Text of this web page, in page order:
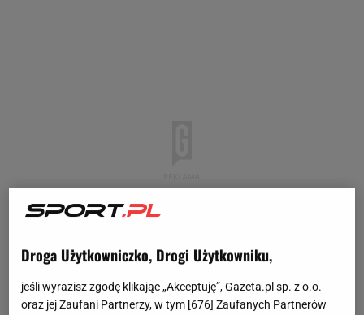
Droga Użytkowniczko, Drogi Użytkowniku,
jeśli wyrazisz zgodę klikając „Akceptuję”, Gazeta.pl sp. z o.o.
oraz jej Zaufani Partnerzy, w tym [676] Zaufanych Partnerów